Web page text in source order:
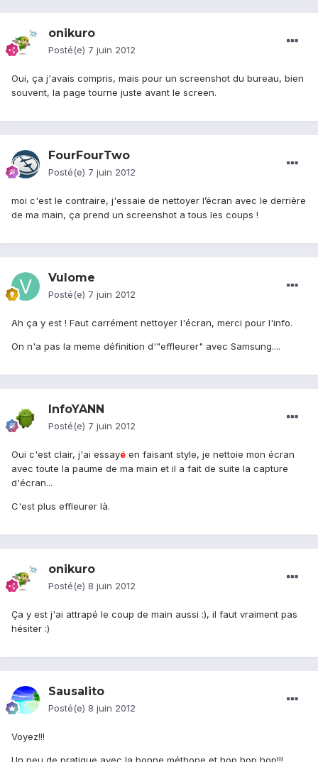
onikuro
Posté(e) 7 juin 2012
Oui, ça j'avais compris, mais pour un screenshot du bureau, bien
souvent, la page tourne juste avant le screen.
FourFourTwo
Posté(e) 7 juin 2012
moi c'est le contraire, j'essaie de nettoyer l’écran avec le derrière
de ma main, ça prend un screenshot a tous les coups !
Vulome
Posté(e) 7 juin 2012
Ah ça y est ! Faut carrément nettoyer l'écran, merci pour l'info.
On n'a pas la meme définition d'"effleurer" avec Samsung....
InfoYANN
Posté(e) 7 juin 2012
Oui c'est clair, j'ai essayé en faisant style, je nettoie mon écran
avec toute la paume de ma main et il a fait de suite la capture
d'écran...
C'est plus effleurer là.
onikuro
Posté(e) 8 juin 2012
Ça y est j'ai attrapé le coup de main aussi :), il faut vraiment pas
hésiter :)
Sausalito
Posté(e) 8 juin 2012
Voyez!!!